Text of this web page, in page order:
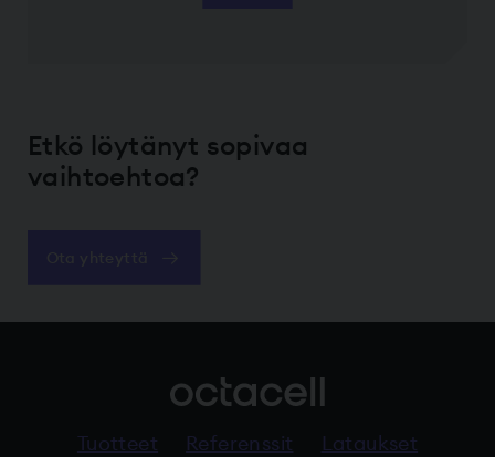
Etkö löytänyt sopivaa
vaihtoehtoa?
Tuotteet Referenssit Lataukset